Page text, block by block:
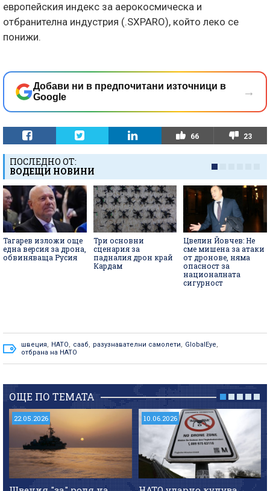
европейския индекс за аерокосмическа и
отбранителна индустрия (.SXPARO), който леко се
понижи.
Добави ни в предпочитани източници в
Google
→
66 23
ПОСЛЕДНО ОТ:
ВОДЕЩИ НОВИНИ
Тагарев изложи още
една версия за дрона,
обвиняваща Русия
Три основни
сценария за
падналия дрон край
Кардам
Цвелин Йовчев: Не
сме мишена за атаки
от дронове, няма
опасност за
националната
сигурност
швеция, НАТО, сааб, разузнавателни самолети, GlobalEye,
отбрана на НАТО
ОЩЕ ПО ТЕМАТА
22.05.2026 10.06.2026